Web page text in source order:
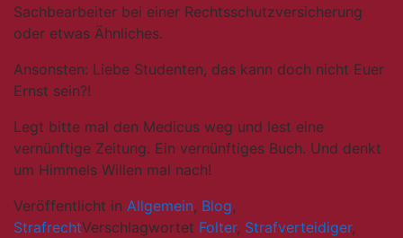
Sachbearbeiter bei einer Rechtsschutzversicherung
oder etwas Ähnliches.
Ansonsten: Liebe Studenten, das kann doch nicht Euer
Ernst sein?!
Legt bitte mal den Medicus weg und lest eine
vernünftige Zeitung. Ein vernünftiges Buch. Und denkt
um Himmels Willen mal nach!
Veröffentlicht in Allgemein, Blog,
StrafrechtVerschlagwortet Folter, Strafverteidiger,